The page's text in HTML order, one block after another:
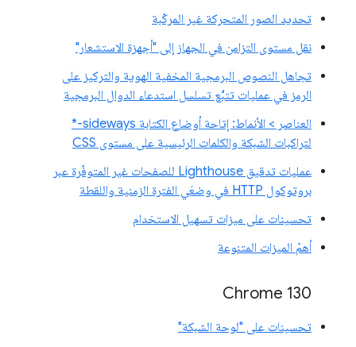
تحديد الصور المتحركة غير المركّبة
نقل مستوى التزامن في الجهاز إلى "أجهزة الاستشعار"
تجاهل النصوص البرمجية المخفية الهوية والتركيز على
الرمز في عمليات تتبُّع تسلسل استدعاء الدوال البرمجية
العناصر > الأنماط: إتاحة أوضاع الكتابة sideways-*
لتراكبات الشبكة والكلمات الرئيسية على مستوى CSS
عمليات تدقيق Lighthouse للصفحات غير المتوفّرة عبر
بروتوكول HTTP في وضعَي الفترة الزمنية واللقطة
تحسينات على ميزات تسهيل الاستخدام
أهمّ الميزات المتنوعة
Chrome 130
تحسينات على "لوحة الشبكة"